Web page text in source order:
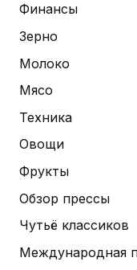
Финансы
Зерно
Молоко
Мясо
Техника
Овощи
Фрукты
Обзор прессы
Чутьё классиков
Международная